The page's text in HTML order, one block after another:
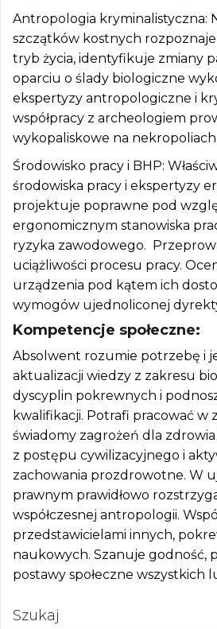
Antropologia kryminalistyczna:
szczątków kostnych
tryb życia, identyfikuje zmiany
oparciu o ślady biologiczne
ekspertyzy antropologiczne i
współpracy z archeologiem
wykopaliskowe na nekropoliach.
Środowisko pracy i BHP:
środowiska pracy i ekspertyzy
projektuje poprawne pod
ergonomicznym stanowiska
ryzyka zawodowego.
uciążliwości procesu pracy.
urządzenia pod kątem ich
wymogów ujednoliconej
Kompetencje społeczne:
Absolwent rozumie potrzebę i
aktualizacji wiedzy z zakresu
dyscyplin pokrewnych i
kwalifikacji. Potrafi pracować w
świadomy zagrożeń dla
z postępu cywilizacyjnego i
zachowania prozdrowotne. W
prawnym prawidłowo
współczesnej antropologii.
przedstawicielami innych,
naukowych. Szanuje godność,
postawy społeczne wszystkich
Szukaj